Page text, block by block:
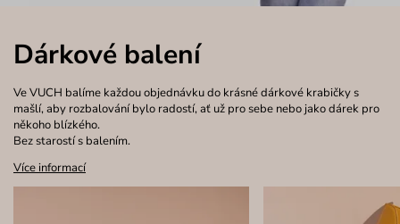
Dárkové balení
Ve VUCH balíme každou objednávku do krásné dárkové krabičky s
mašlí, aby rozbalování bylo radostí, ať už pro sebe nebo jako dárek pro
někoho blízkého.
Bez starostí s balením.
Více informací